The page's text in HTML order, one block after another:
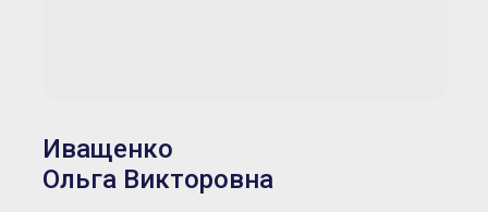
Иващенко
Ольга Викторовна